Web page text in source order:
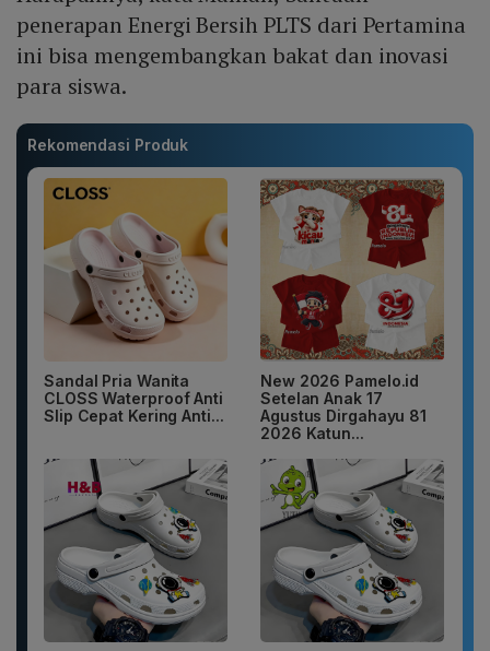
penerapan Energi Bersih PLTS dari Pertamina
ini bisa mengembangkan bakat dan inovasi
para siswa.
Rekomendasi Produk
Sandal Pria Wanita
CLOSS Waterproof Anti
Slip Cepat Kering Anti...
New 2026 Pamelo.id
Setelan Anak 17
Agustus Dirgahayu 81
2026 Katun...